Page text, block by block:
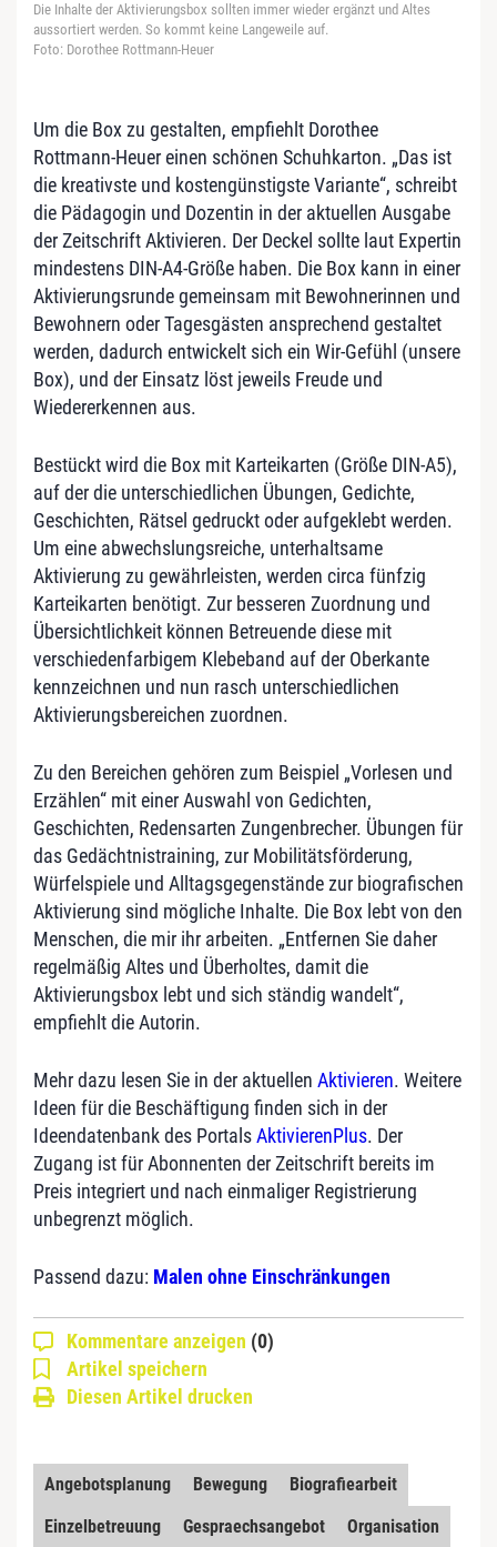
Die Inhalte der Aktivierungsbox sollten immer wieder ergänzt und Altes
aussortiert werden. So kommt keine Langeweile auf.
Foto: Dorothee Rottmann-Heuer
Um die Box zu gestalten, empfiehlt Dorothee
Rottmann-Heuer einen schönen Schuhkarton. „Das ist
die kreativste und kostengünstigste Variante“, schreibt
die Pädagogin und Dozentin in der aktuellen Ausgabe
der Zeitschrift Aktivieren. Der Deckel sollte laut Expertin
mindestens DIN-A4-Größe haben. Die Box kann in einer
Aktivierungsrunde gemeinsam mit Bewohnerinnen und
Bewohnern oder Tagesgästen ansprechend gestaltet
werden, dadurch entwickelt sich ein Wir-Gefühl (unsere
Box), und der Einsatz löst jeweils Freude und
Wiedererkennen aus.
Bestückt wird die Box mit Karteikarten (Größe DIN-A5),
auf der die unterschiedlichen Übungen, Gedichte,
Geschichten, Rätsel gedruckt oder aufgeklebt werden.
Um eine abwechslungsreiche, unterhaltsame
Aktivierung zu gewährleisten, werden circa fünfzig
Karteikarten benötigt. Zur besseren Zuordnung und
Übersichtlichkeit können Betreuende diese mit
verschiedenfarbigem Klebeband auf der Oberkante
kennzeichnen und nun rasch unterschiedlichen
Aktivierungsbereichen zuordnen.
Zu den Bereichen gehören zum Beispiel „Vorlesen und
Erzählen“ mit einer Auswahl von Gedichten,
Geschichten, Redensarten Zungenbrecher. Übungen für
das Gedächtnistraining, zur Mobilitätsförderung,
Würfelspiele und Alltagsgegenstände zur biografischen
Aktivierung sind mögliche Inhalte. Die Box lebt von den
Menschen, die mir ihr arbeiten. „Entfernen Sie daher
regelmäßig Altes und Überholtes, damit die
Aktivierungsbox lebt und sich ständig wandelt“,
empfiehlt die Autorin.
Mehr dazu lesen Sie in der aktuellen Aktivieren. Weitere
Ideen für die Beschäftigung finden sich in der
Ideendatenbank des PortalsAktivierenPlus. Der
Zugang ist für Abonnenten der Zeitschrift bereits im
Preis integriert und nach einmaliger Registrierung
unbegrenzt möglich.
Passend dazu: Malen ohne Einschränkungen
Kommentare anzeigen (0)
Artikel speichern
Diesen Artikel drucken
Angebotsplanung Bewegung
Biografiearbeit
Einzelbetreuung
Gespraechsangebot Organisation